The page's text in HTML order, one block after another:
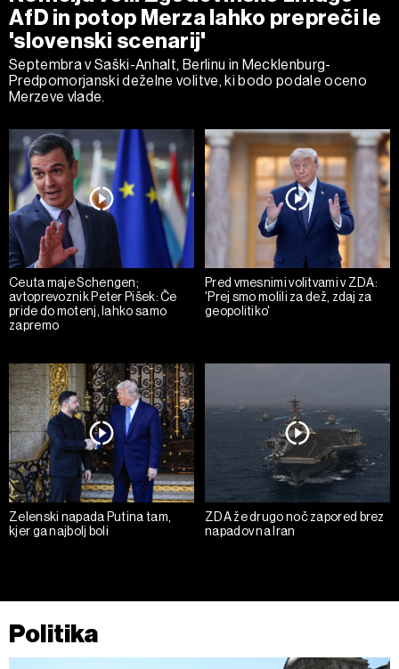
AfD in potop Merza lahko prepreči le
'slovenski scenarij'
Septembra v Saški-Anhalt, Berlinu in Mecklenburg-
Predpomorjanski deželne volitve, ki bodo podale oceno
Merzeve vlade.
Ceuta maje Schengen;
avtoprevoznik Peter Pišek: Če
pride do motenj, lahko samo
zapremo
Pred vmesnimi volitvami v ZDA:
'Prej smo molili za dež, zdaj za
geopolitiko'
Zelenski napada Putina tam,
kjer ga najbolj boli
ZDA že drugo noč zapored brez
napadov na Iran
Politika